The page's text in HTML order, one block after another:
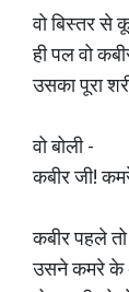
वो बिस्तर से
ही पल वो
उसका पूरा
वो बोली -
कबीर जी!
कबीर पहले
उसने कमरे के